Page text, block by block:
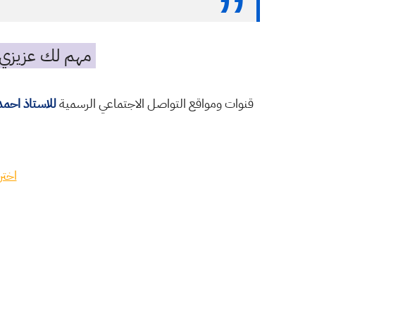
مهم لك عزيزي
قنوات ومواقع التواصل الاجتماعي الرسميةللاستاذ